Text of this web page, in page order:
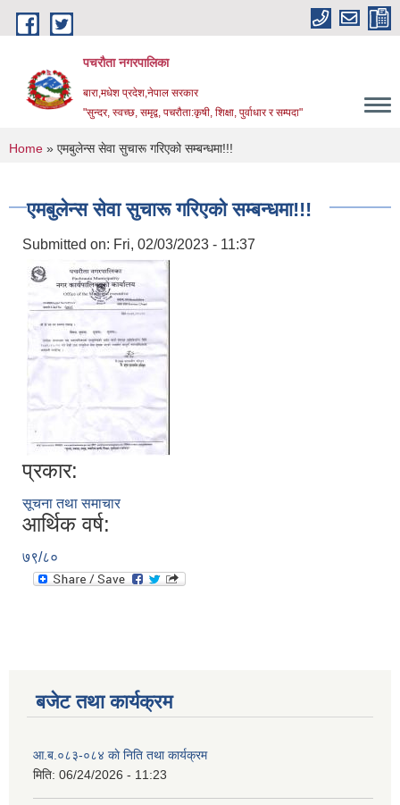
Skip to main content
पचरौता नगरपालिका
बारा,मधेश प्रदेश,नेपाल सरकार
"सुन्दर, स्वच्छ, समृद्व, पचरौता:कृषी, शिक्षा, पुर्वाधार र सम्पदा"
You are here
Home » एमबुलेन्स सेवा सुचारू गरिएको सम्बन्धमा!!!
एमबुलेन्स सेवा सुचारू गरिएको सम्बन्धमा!!!
Submitted on: Fri, 02/03/2023 - 11:37
प्रकार:
सूचना तथा समाचार
आर्थिक वर्ष:
७९/८०
बजेट तथा कार्यक्रम
आ.ब.०८३-०८४ काे निति तथा कार्यक्रम
मिति: 06/24/2026 - 11:23